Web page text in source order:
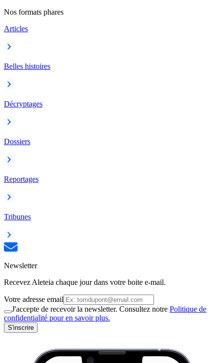
Nos formats phares
Articles
Belles histoires
Décryptages
Dossiers
Reportages
Tribunes
Newsletter
Recevez Aleteia chaque jour dans votre boite e-mail.
Votre adresse email
J'accepte de recevoir la newsletter. Consultez notre Politique de
confidentialité pour en savoir plus.
S'inscrire